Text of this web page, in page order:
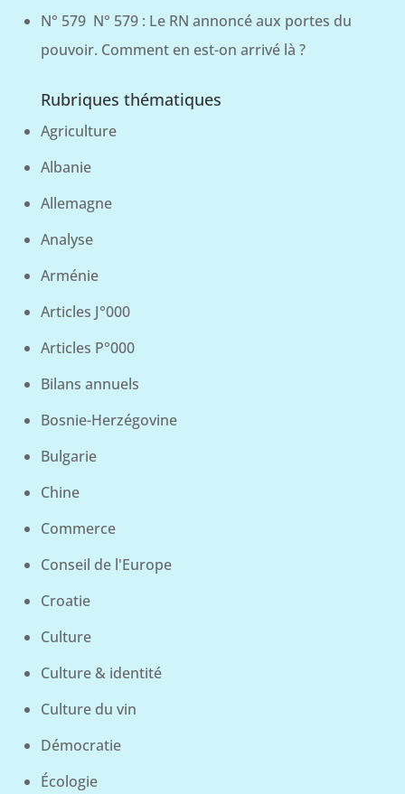
N° 579 N° 579 : Le RN annoncé aux portes du
pouvoir. Comment en est-on arrivé là ?
Rubriques thématiques
Agriculture
Albanie
Allemagne
Analyse
Arménie
Articles J°000
Articles P°000
Bilans annuels
Bosnie-Herzégovine
Bulgarie
Chine
Commerce
Conseil de l'Europe
Croatie
Culture
Culture & identité
Culture du vin
Démocratie
Écologie